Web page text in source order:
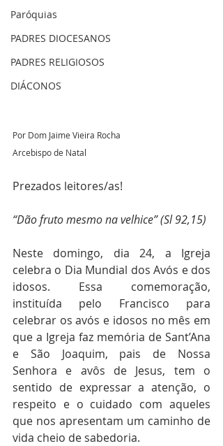
Paróquias
PADRES DIOCESANOS
PADRES RELIGIOSOS
DIÁCONOS
Por Dom Jaime Vieira Rocha
Arcebispo de Natal
Prezados leitores/as!
“Dão fruto mesmo na velhice” (Sl 92,15)
Neste domingo, dia 24, a Igreja
celebra o Dia Mundial dos Avós e dos
idosos. Essa comemoração,
instituída pelo Francisco para
celebrar os avós e idosos no mês em
que a Igreja faz memória de Sant’Ana
e São Joaquim, pais de Nossa
Senhora e avôs de Jesus, tem o
sentido de expressar a atenção, o
respeito e o cuidado com aqueles
que nos apresentam um caminho de
vida cheio de sabedoria.